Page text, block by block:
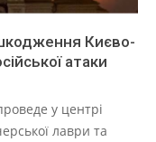
Києво-
атаки
у центрі
лаври та